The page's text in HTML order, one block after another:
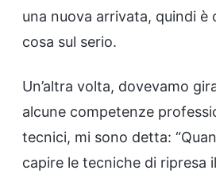
una nuova arrivata, quindi è
cosa sul serio.
Un’altra volta, dovevamo
alcune competenze
tecnici, mi sono detta:
capire le tecniche di ripresa